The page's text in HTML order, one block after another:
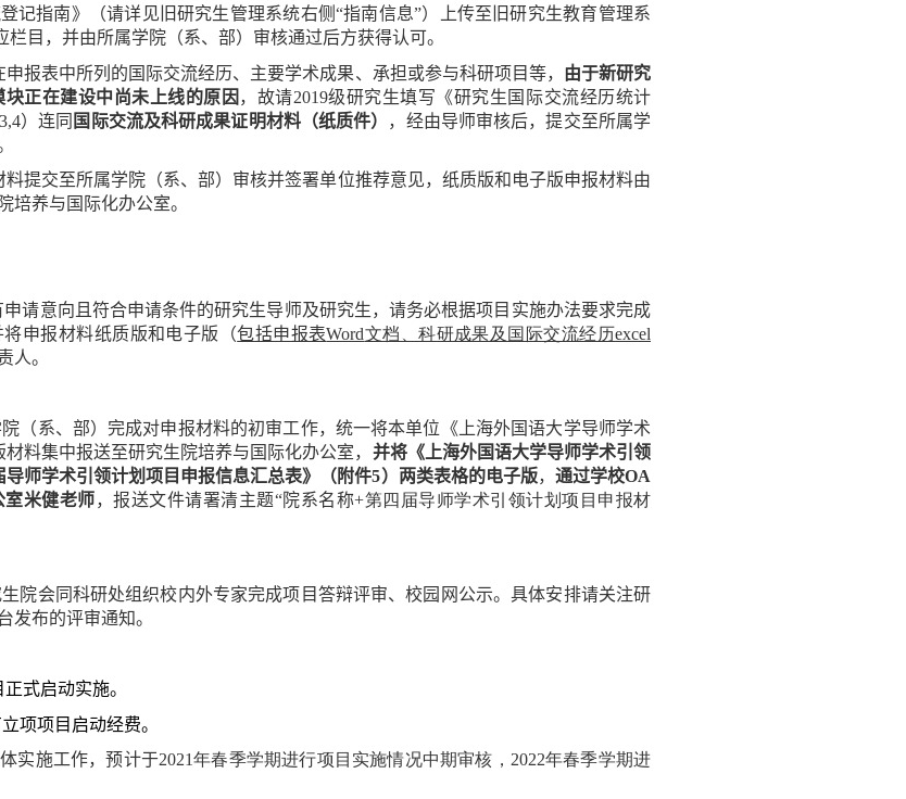
记指南》（请详见旧研究生管理系统右侧“指南信息”）上传至旧研究生教育管理系
栏目，并由所属学院（系、部）审核通过后方获得认可。
申报表中所列的国际交流经历、主要学术成果、承担或参与科研项目等， 由于新研究
块正在建设中 尚未上线的原因 ，故请2019级研究生填写 《研究生 国际交流经历统计
）连同 国际交流及科研成果证明材料（纸质件） ， 经由导师审核后，提交至所属学
料提交至所属学院（系、部）审核并签署单位推荐意见， 纸质版和 电子版申报材料由
培养与国际化办公室。
申请意向且符合申请条件的研究生导师及研究生，请务必根据项目实施办法要求完成
申报材料纸质版和电子版（包括申报表Word文档、科研成果及国际交流经历excel
人。
（系、部） 完成对申报材料的初审工作， 统一将本单位《上海外国语大学导师学术
材料集中报送至研究生院培养与国际化办公室， 并将《上海外国语大学导师学术引领
导师学术引领计划项目申报信息汇总表》（附件5）两类表格的电子版， 通过学校OA
室米健老师，报送文件请署清主题“院系名称+第四届导师学术引领计划项目申报材
院会同科研处组织校内外专家完成项目答辩评审、校园网公示。具体安排请关注研
发布的评审通知。
式启动实施。
项项目启动经费。
实施工作，预计于2021年春季学期进行项目实施情况中期审核， 2022年春季学期进